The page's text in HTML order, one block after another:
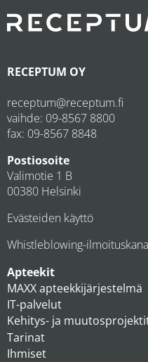
RECEPTUM OY
receptum@receptum.fi
vaihde: 09-8567 8800
fax: 09-8567 8848
Postiosoite
Valimotie 1 B
00380 Helsinki
Evästeiden käyttö
Whistleblowing-
Apteekit
MAXX apteekkijärjestelmä
IT-palvelut
Kehitys- ja
Tarinat
Ihmiset